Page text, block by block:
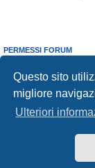
Questo sito
migliore
Ulteriori
PERMESSI FORUM
Non puoirispondere negli
Non puoimodificare i tuoi
Non puoicancellare i tuoi
Non puoi
inviare allegati